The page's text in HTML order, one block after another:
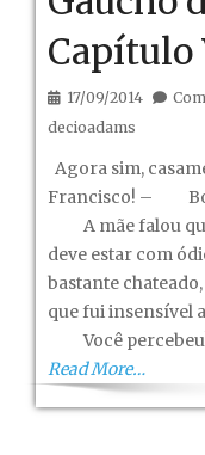
Capítulo
17/09/2014
decioadams
Agora sim,
Francisco! –
A mãe falou
deve estar com
bastante
que fui insensível
Você
Read More…